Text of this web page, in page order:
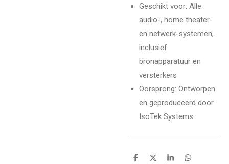
Geschikt voor: Alle
audio-, home theater-
en netwerk-systemen,
inclusief
bronapparatuur en
versterkers
Oorsprong: Ontworpen
en geproduceerd door
IsoTek Systems
D D S D